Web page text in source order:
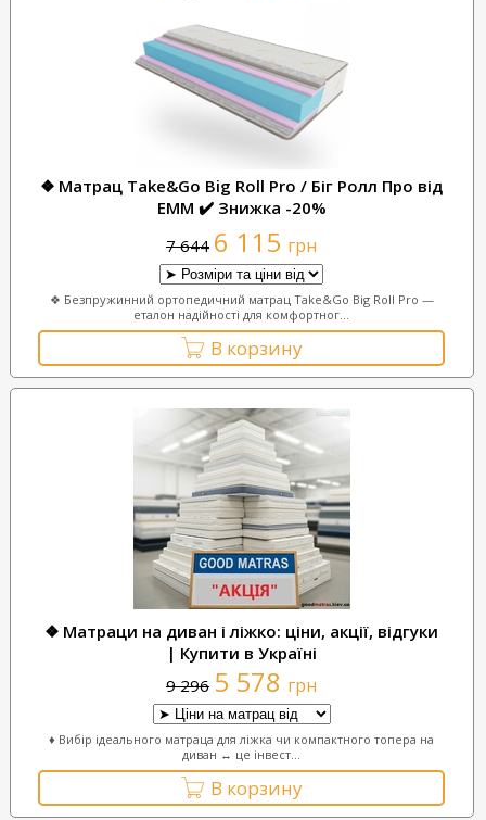
❖ Матрац Take&Go Big Roll Pro / Біг Ролл Про від
ЕММ ✔️ Знижка -20%
7 644 6 115 грн
❖ Безпружинний ортопедичний матрац Take&Go Big Roll Pro —
еталон надійності для комфортног...
В корзину
❖ Матраци на диван і ліжко: ціни, акції, відгуки
| Купити в Україні
9 296 5 578 грн
♦ Вибір ідеального матраца для ліжка чи компактного топера на
диван ↔ це інвест...
В корзину